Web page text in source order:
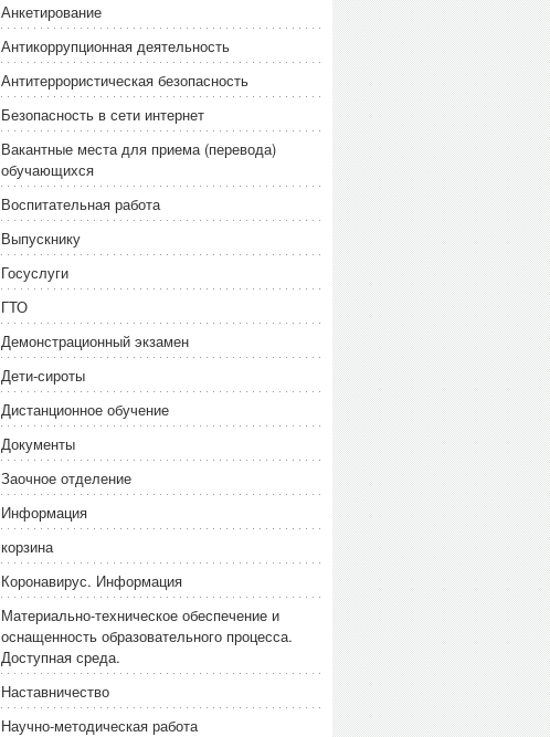
Анкетирование
Антикоррупционная деятельность
Антитеррористическая безопасность
Безопасность в сети интернет
Вакантные места для приема (перевода)
обучающихся
Воспитательная работа
Выпускнику
Госуслуги
ГТО
Демонстрационный экзамен
Дети-сироты
Дистанционное обучение
Документы
Заочное отделение
Информация
корзина
Коронавирус. Информация
Материально-техническое обеспечение и
оснащенность образовательного процесса.
Доступная среда.
Наставничество
Научно-методическая работа